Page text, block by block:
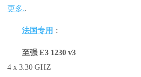
更多..
法国专用 ：
至强 E3 1230 v3
4 x 3.30 GHZ